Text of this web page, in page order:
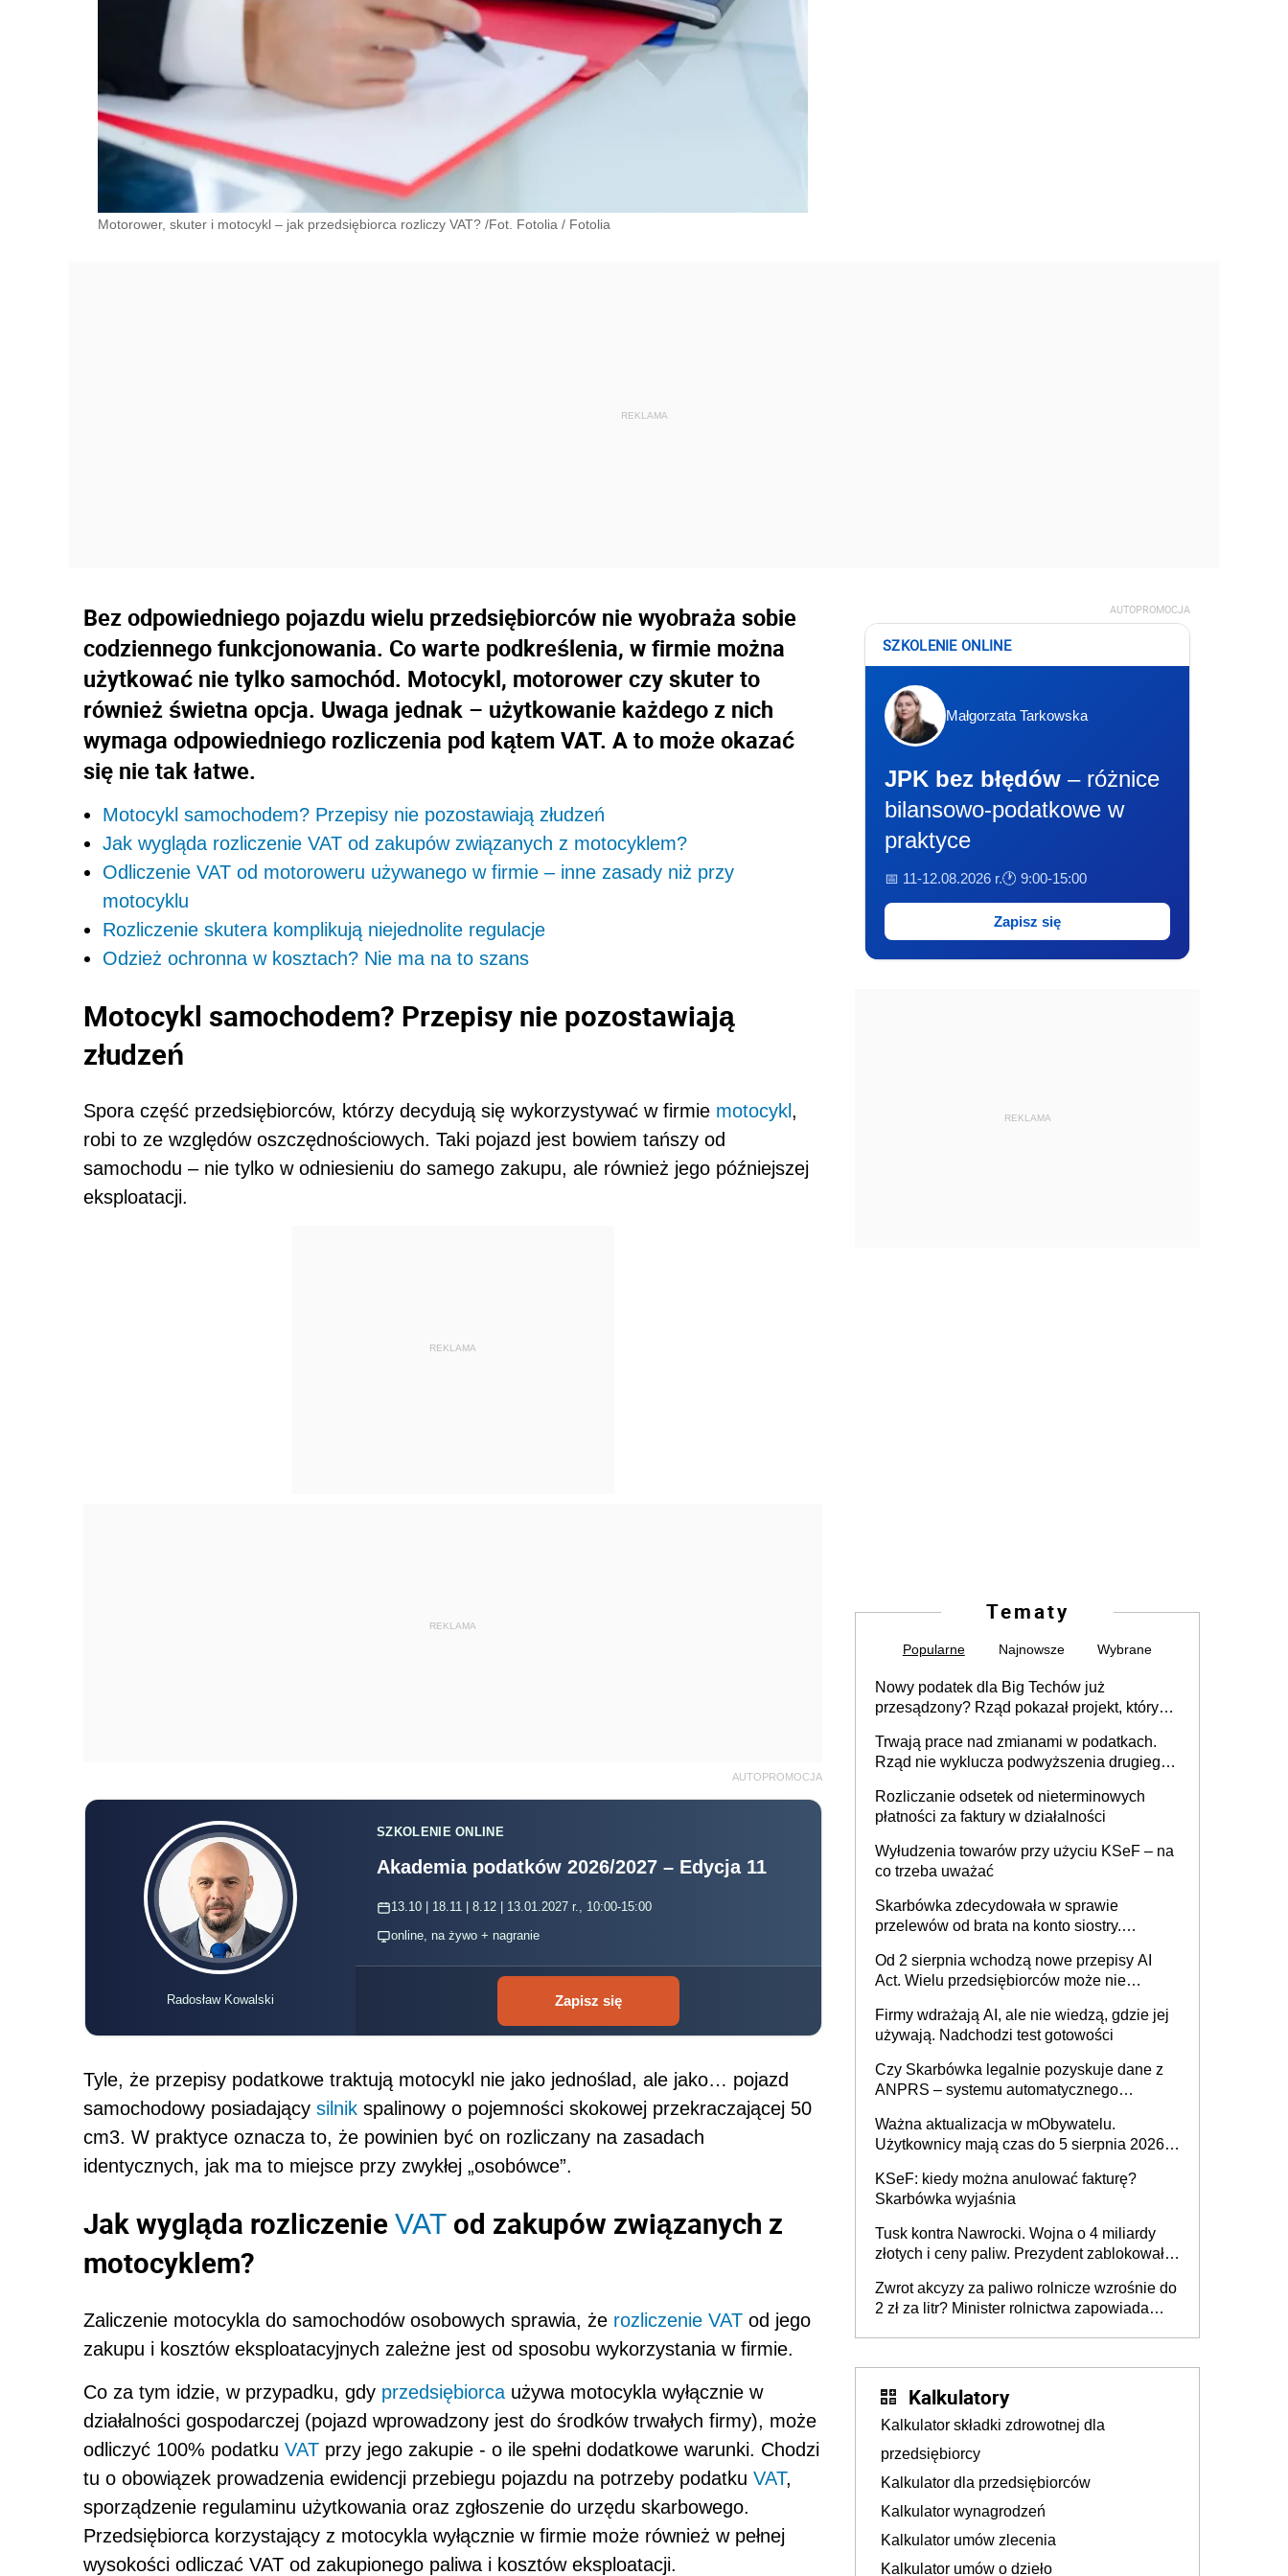
Motorower, skuter i motocykl – jak przedsiębiorca rozliczy VAT? /Fot. Fotolia / Fotolia
Bez odpowiedniego pojazdu wielu przedsiębiorców nie wyobraża sobie
codziennego funkcjonowania. Co warte podkreślenia, w firmie można
użytkować nie tylko samochód. Motocykl, motorower czy skuter to
również świetna opcja. Uwaga jednak – użytkowanie każdego z nich
wymaga odpowiedniego rozliczenia pod kątem VAT. A to może okazać
się nie tak łatwe.
Motocykl samochodem? Przepisy nie pozostawiają złudzeń
Jak wygląda rozliczenie VAT od zakupów związanych z motocyklem?
Odliczenie VAT od motoroweru używanego w firmie – inne zasady niż przy
motocyklu
Rozliczenie skutera komplikują niejednolite regulacje
Odzież ochronna w kosztach? Nie ma na to szans
Motocykl samochodem? Przepisy nie pozostawiają
złudzeń
Spora część przedsiębiorców, którzy decydują się wykorzystywać w firmie motocykl ,
robi to ze względów oszczędnościowych. Taki pojazd jest bowiem tańszy od
samochodu – nie tylko w odniesieniu do samego zakupu, ale również jego późniejszej
eksploatacji.
REKLAMA
REKLAMA
AUTOPROMOCJA
Radosław Kowalski
SZKOLENIE ONLINE
Akademia podatków 2026/2027 – Edycja 11
13.10 | 18.11 | 8.12 | 13.01.2027 r., 10:00-15:00
online, na żywo + nagranie
Zapisz się
Tyle, że przepisy podatkowe traktują motocykl nie jako jednoślad, ale jako… pojazd
samochodowy posiadający silnik spalinowy o pojemności skokowej przekraczającej 50
cm3. W praktyce oznacza to, że powinien być on rozliczany na zasadach
identycznych, jak ma to miejsce przy zwykłej „osobówce”.
Jak wygląda rozliczenie VAT od zakupów związanych z
motocyklem?
Zaliczenie motocykla do samochodów osobowych sprawia, że rozliczenie VAT od jego
zakupu i kosztów eksploatacyjnych zależne jest od sposobu wykorzystania w firmie.
Co za tym idzie, w przypadku, gdy przedsiębiorca używa motocykla wyłącznie w
działalności gospodarczej (pojazd wprowadzony jest do środków trwałych firmy), może
odliczyć 100% podatku VAT przy jego zakupie - o ile spełni dodatkowe warunki. Chodzi
tu o obowiązek prowadzenia ewidencji przebiegu pojazdu na potrzeby podatku VAT,
sporządzenie regulaminu użytkowania oraz zgłoszenie do urzędu skarbowego.
Przedsiębiorca korzystający z motocykla wyłącznie w firmie może również w pełnej
wysokości odliczać VAT od zakupionego paliwa i kosztów eksploatacji.
AUTOPROMOCJA
SZKOLENIE ONLINE
Małgorzata Tarkowska
JPK bez błędów – różnice
bilansowo-podatkowe w
praktyce
📅 11-12.08.2026 r.🕐 9:00-15:00
Zapisz się
REKLAMA
Tematy
Popularne Najnowsze Wybrane
Nowy podatek dla Big Techów już
przesądzony? Rząd pokazał projekt, który
Trwają prace nad zmianami w podatkach.
Rząd nie wyklucza podwyższenia drugiego
Rozliczanie odsetek od nieterminowych
płatności za faktury w działalności
Wyłudzenia towarów przy użyciu KSeF – na
co trzeba uważać
Skarbówka zdecydowała w sprawie
przelewów od brata na konto siostry.
darowizna, ale podatku jednak nie będzie
Od 2 sierpnia wchodzą nowe przepisy AI
Act. Wielu przedsiębiorców może nie
Firmy wdrażają AI, ale nie wiedzą, gdzie jej
używają. Nadchodzi test gotowości
Czy Skarbówka legalnie pozyskuje dane z
ANPRS – systemu automatycznego
pojazdów z kamer drogowych?
Ważna aktualizacja w mObywatelu.
Użytkownicy mają czas do 5 sierpnia 2026
KSeF: kiedy można anulować fakturę?
Skarbówka wyjaśnia
Tusk kontra Nawrocki. Wojna o 4 miliardy
złotych i ceny paliw. Prezydent zablokował
wymierzonym we wszystkich polskich
kierowców”
Zwrot akcyzy za paliwo rolnicze wzrośnie do
2 zł za litr? Minister rolnictwa zapowiada
Kalkulatory
Kalkulator składki zdrowotnej dla
przedsiębiorcy
Kalkulator dla przedsiębiorców
Kalkulator wynagrodzeń
Kalkulator umów zlecenia
Kalkulator umów o dzieło